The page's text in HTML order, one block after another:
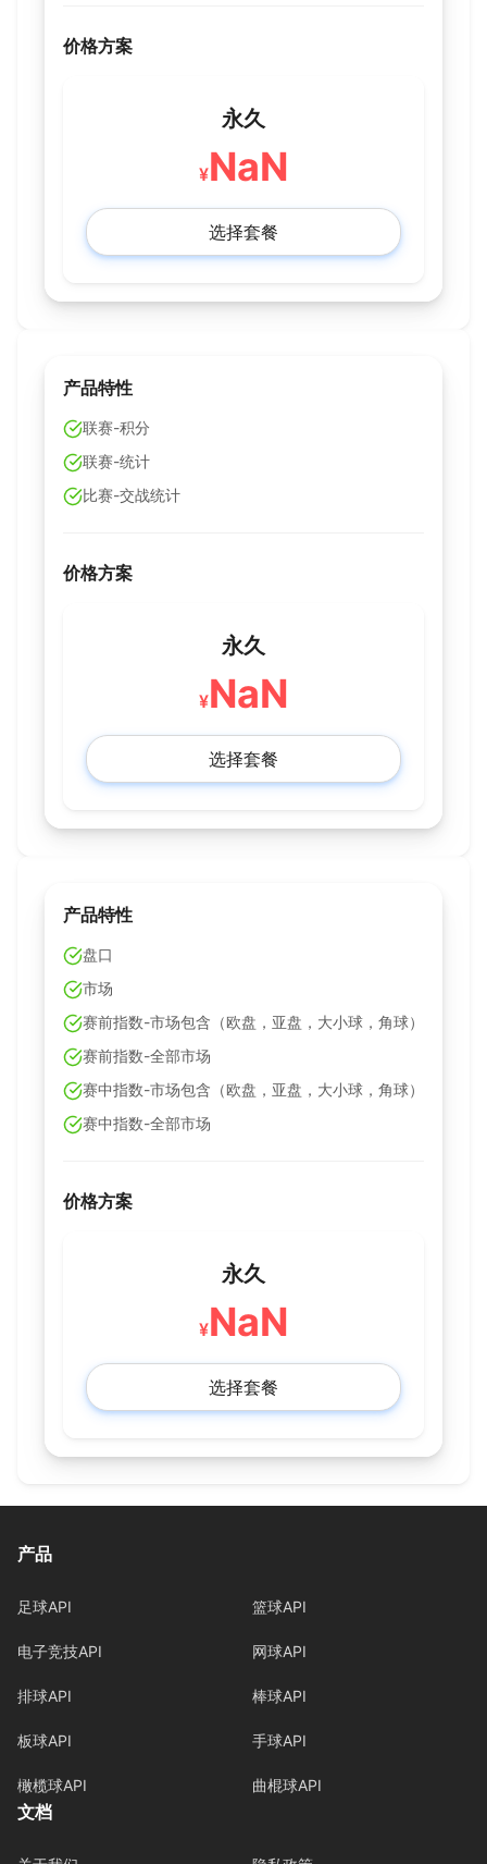
价格方案
永久
¥NaN
选择套餐
产品特性
联赛-积分
联赛-统计
比赛-交战统计
价格方案
永久
¥NaN
选择套餐
产品特性
盘口
市场
赛前指数-市场包含（欧盘，亚盘，大小球，角球）
赛前指数-全部市场
赛中指数-市场包含（欧盘，亚盘，大小球，角球）
赛中指数-全部市场
价格方案
永久
¥NaN
选择套餐
产品
足球API 篮球API
电子竞技API 网球API
排球API 棒球API
板球API 手球API
橄榄球API 曲棍球API
文档